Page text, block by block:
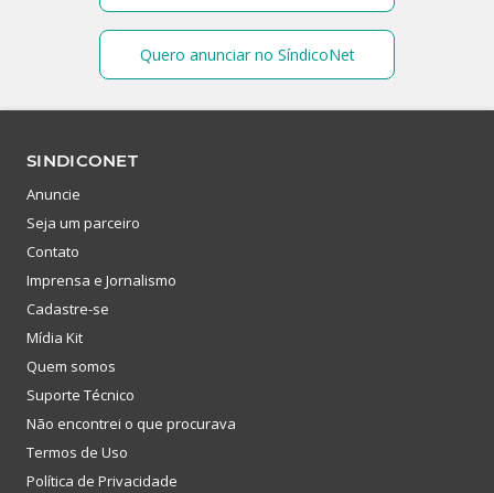
Quero anunciar no SíndicoNet
SINDICONET
Anuncie
Seja um parceiro
Contato
Imprensa e Jornalismo
Cadastre-se
Mídia Kit
Quem somos
Suporte Técnico
Não encontrei o que procurava
Termos de Uso
Política de Privacidade